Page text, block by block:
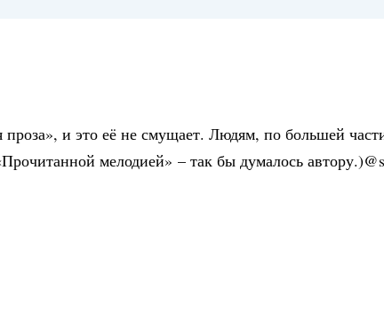
и это её не смущает. Людям, по большей
мелодией» – так бы думалось